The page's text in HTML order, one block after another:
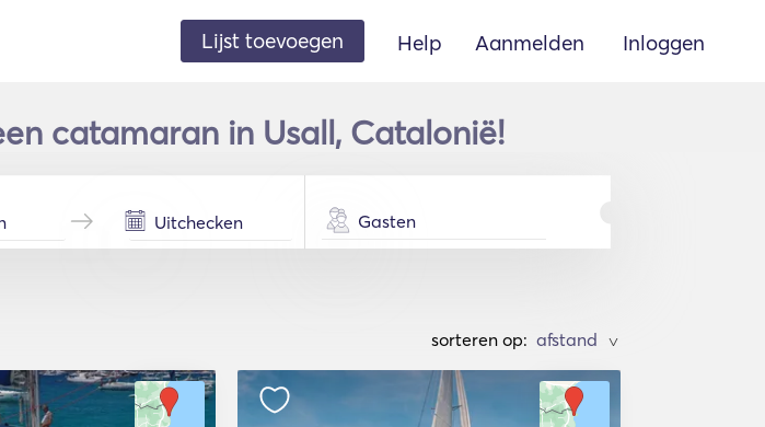
Lijst toevoegen Help Aanmelden Inloggen
catamaran in Usall, Catalonië!
Gasten
sorteren op: >